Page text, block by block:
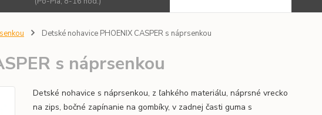
Detské nohavice PHOENIX CASPER s náprsenkou
s náprsenkou
Detské nohavice s náprsenkou, z ľahkého materiálu, náprsné vrecko
na zips, bočné zapínanie na gombíky, v zadnej časti guma s